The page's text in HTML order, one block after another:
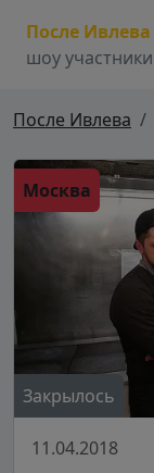
После Ивлева
шоу
После Ивлева
Москва
Закрылось
11.04.2018